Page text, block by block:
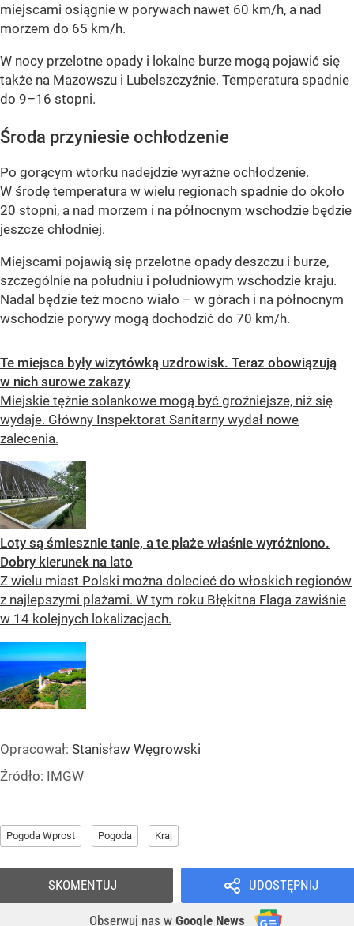
miejscami osiągnie w porywach nawet 60 km/h, a nad
morzem do 65 km/h.
W nocy przelotne opady i lokalne burze mogą pojawić się
także na Mazowszu i Lubelszczyźnie. Temperatura spadnie
do 9–16 stopni.
Środa przyniesie ochłodzenie
Po gorącym wtorku nadejdzie wyraźne ochłodzenie.
W środę temperatura w wielu regionach spadnie do około
20 stopni, a nad morzem i na północnym wschodzie będzie
jeszcze chłodniej.
Miejscami pojawią się przelotne opady deszczu i burze,
szczególnie na południu i południowym wschodzie kraju.
Nadal będzie też mocno wiało – w górach i na północnym
wschodzie porywy mogą dochodzić do 70 km/h.
Te miejsca były wizytówką uzdrowisk. Teraz obowiązują
w nich surowe zakazy
Miejskie tężnie solankowe mogą być groźniejsze, niż się
wydaje. Główny Inspektorat Sanitarny wydał nowe
zalecenia.
Loty są śmiesznie tanie, a te plaże właśnie wyróżniono.
Dobry kierunek na lato
Z wielu miast Polski można dolecieć do włoskich regionów
z najlepszymi plażami. W tym roku Błękitna Flaga zawiśnie
w 14 kolejnych lokalizacjach.
Opracował: Stanisław Węgrowski
Źródło: IMGW
Pogoda Wprost Pogoda Kraj
UDOSTĘPNIJ
Obserwuj nas w Google News
SKOMENTUJ